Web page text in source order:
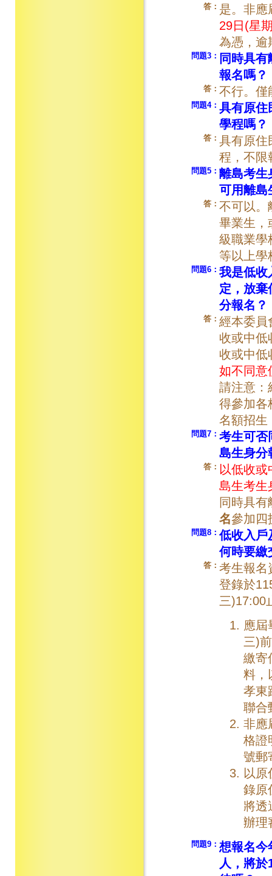
答： 是。非應
29日(星
為憑，逾
問題3： 同時具
報名嗎？
答： 不行。僅
問題4： 具有原住
學程嗎？
答： 具有原住
程，不限
問題5： 離島考生
可用離島
答： 不可以。
畢業生，
級職業學
等以上學
問題6： 我是低收
定，放棄
分報名？
答： 經本委員
收或中低
收或中低
如不同意
請注意：
得參加各
名額招生
問題7： 考生可否
島生身分
答： 以低收
島生考生
同時具有
名參加四
問題8： 低收入戶
何時要繳
答： 考生報名
登錄於
三)17:00
應屆
三)
繳寄
料，
孝東
聯合
非應
格證
號郵
以原
錄原
將透
辦理
問題9： 想報名今
人，將